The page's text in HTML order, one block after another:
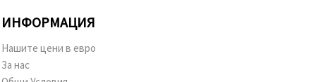
ИНФОРМАЦИЯ
Нашите цени в евро
За нас